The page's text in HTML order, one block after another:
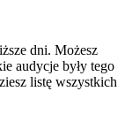
dni. Możesz
audycje były tego
listę wszystkich